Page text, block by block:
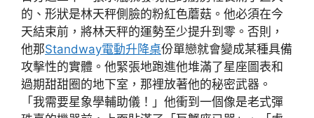
的、形狀是林天秤側臉的粉紅色蘑菇。他必須在今
天結束前，將林天秤的運勢至少提升到零。否則，
他那Standway電動升降桌份單戀就會變成某種具備
攻擊性的實體。他緊張地跑進他堆滿了星座圖表和
過期甜甜圈的地下室，那裡放著他的秘密武器。
「我需要星象學輔助儀！」他衝到一個像是老式彈